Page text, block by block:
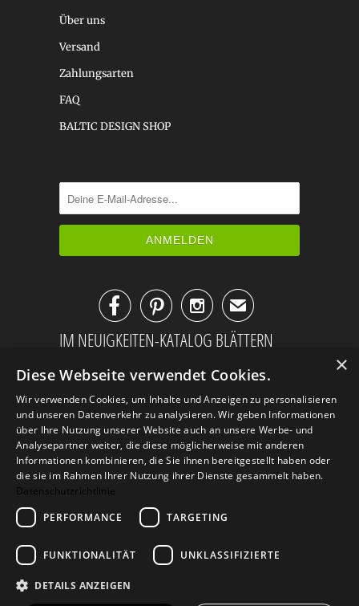
Über uns
Versand
Zahlungsarten
FAQ
BALTIC DESIGN SHOP
✉
IM NEUIGKEITEN-KATALOG BLÄTTERN
Kontakt
×
Diese Webseite verwendet Cookies.
Wir verwenden Cookies, um Inhalte und Anzeigen zu personalisieren
und unseren Datenverkehr zu analysieren. Wir geben Informationen
über Ihre Nutzung unserer Website auch an unsere Werbe- und
Analysepartner weiter, die diese möglicherweise mit anderen
Informationen kombinieren, die Sie ihnen bereitgestellt haben oder
die sie im Rahmen Ihrer Nutzung ihrer Dienste gesammelt haben.
Datenschutzrichtlinie
PERFORMANCE
TARGETING
FUNKTIONALITÄT UNKLASSIFIZIERTE
DETAILS ANZEIGEN